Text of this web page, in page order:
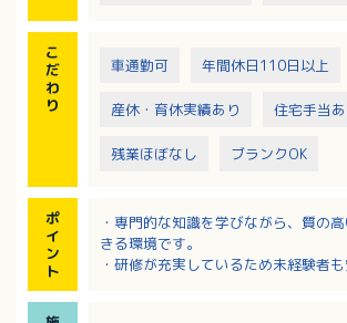
こ
だ
わ
り
車通勤可 年間休日110日以上
産休・育休実績あり 住宅手当
残業ほぼなし ブランクOK
ポ
イ
ン
ト
・専門的な知識を学びながら、質の
きる環境です。
・研修が充実しているため未経験者